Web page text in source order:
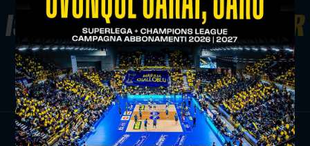
ISCRIVITI ALLANEWSLETTER
ISCRIVITI ORA